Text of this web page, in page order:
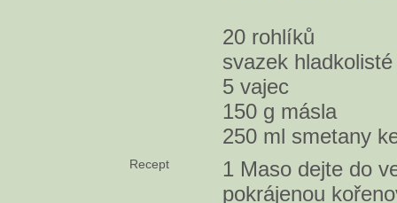
20 rohlíků
svazek
5 vajec
150 g másla
250 ml smetany
Recept
1 Maso dejte do
pokrájenou